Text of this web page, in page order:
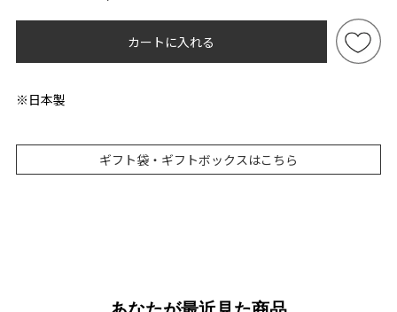
カートに入れる
※日本製
ギフト袋・ギフトボックスはこちら